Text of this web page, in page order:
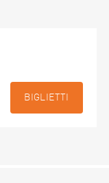
BIGLIETTI